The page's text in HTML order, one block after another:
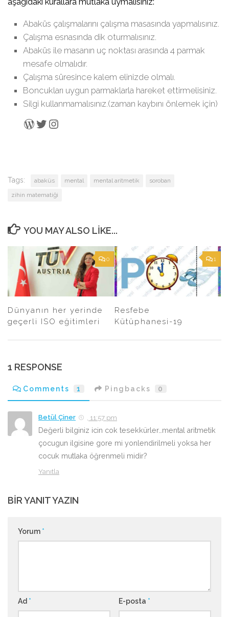
Abaküs çalışmalarını çalışma masasında yapmalısınız.
Çalışma esnasında dik oturmalısınız.
Abaküs ile masanın uç noktası arasında 4 parmak
mesafe olmalıdır.
Çalışma süresince kalem elinizde olmalı.
Boncukları uygun parmaklarla hareket ettirmelisiniz.
Silgi kullanmamalısınız.(zaman kaybını önlemek için)
WordPress
Twitter
Instagram
Tags: abaküs mental mental aritmetik
soroban
zihin matematiği
YOU MAY ALSO LIKE...
0
Dünyanın her yerinde
geçerli ISO eğitimleri
1
Resfebe
Kütüphanesi-19
1 RESPONSE
Comments 1 Pingbacks 0
Betül Çiner , 11:57 pm
Değerli bilginiz icin cok tesekkürler…mental aritmetik
çocugun ilgisine gore mi yonlendirilmeli yoksa her
cocuk mutlaka öğrenmeli midir?
Yanıtla
BIR YANIT YAZIN
Yorum *
Ad * E-posta *